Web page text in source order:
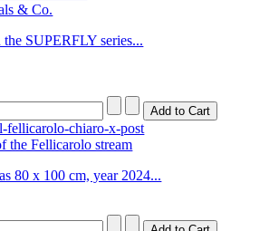
& Co.
SUPERFLY series...
the Fellicarolo stream
80 x 100 cm, year 2024...